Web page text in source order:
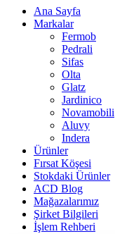
Ana Sayfa
Markalar
Fermob
Pedrali
Sifas
Olta
Glatz
Jardinico
Novamobili
Aluvy
Indera
Ürünler
Fırsat Köşesi
Stokdaki Ürünler
ACD Blog
Mağazalarımız
Şirket Bilgileri
İşlem Rehberi